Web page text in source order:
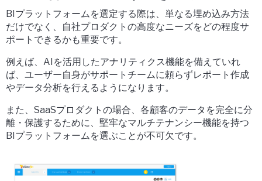
BIプラットフォームを選定する際は、単なる埋め込み方法
だけでなく、
自社プロダクトの高度なニーズをどの程度サ
ポートできるかも重要です。
例えば、 AIを活用したアナリティクス機能を備えていれ
ば、ユーザー自身がサポートチームに頼らずレポート作成
やデータ分析を行えるようになります。
また、 SaaSプロダクト の場合、各顧客のデータを完全に分
離・保護するために、 堅牢なマルチテナンシー機能を持つ
BIプラットフォームを選ぶことが不可欠です。